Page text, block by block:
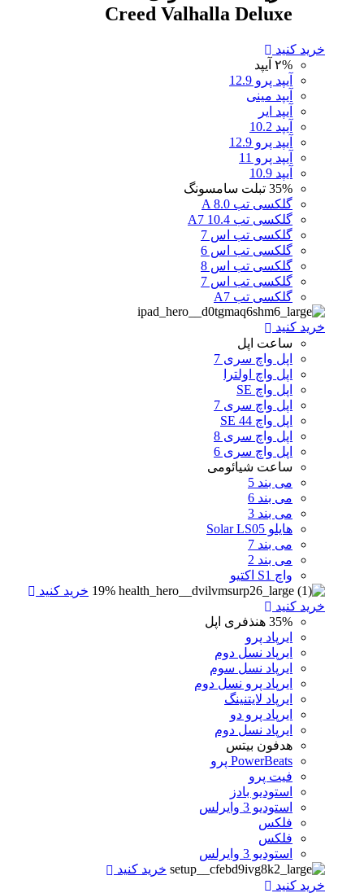
Creed Valhalla Deluxe
خرید کنید
۲% آیپد
آیپد پرو 12.9
آیپد مینی
آیپد ایر
آیپد 10.2
آیپد پرو 12.9
آیپد پرو 11
آیپد 10.9
35% تبلت سامسونگ
گلکسی تب A 8.0
گلکسی تب A7 10.4
گلکسی تب اس 7
گلکسی تب اس 6
گلکسی تب اس 8
گلکسی تب اس 7
گلکسی تب A7
خرید کنید
ساعت اپل
اپل واچ سری 7
اپل واچ اولترا
اپل واچ SE
اپل واچ سری 7
اپل واچ SE 44
اپل واچ سری 8
اپل واچ سری 6
ساعت شیائومی
می بند 5
می بند 6
می بند 3
هایلو Solar LS05
می بند 7
می بند 2
واچ S1 اکتیو
19% خرید کنید
خرید کنید
35% هنذفری اپل
ایرپاد پرو
ایرپاد نسل دوم
ایرپاد نسل سوم
ایرپاد پرو نسل دوم
ایرپاد لایتنینگ
ایرپاد پرو دو
ایرپاد نسل دوم
هدفون بیتس
PowerBeats پرو
فیت پرو
استودیو بادز
استودیو 3 وایرلس
فلکس
فلکس
استودیو 3 وایرلس
خرید کنید
خرید کنید